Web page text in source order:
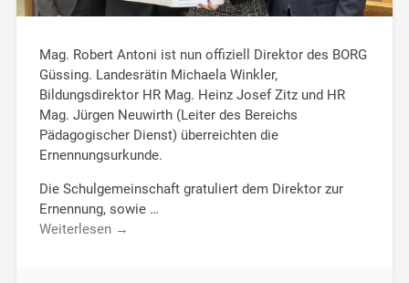
Mag. Robert Antoni ist nun offiziell Direktor des BORG
Güssing. Landesrätin Michaela Winkler,
Bildungsdirektor HR Mag. Heinz Josef Zitz und HR
Mag. Jürgen Neuwirth (Leiter des Bereichs
Pädagogischer Dienst) überreichten die
Ernennungsurkunde.
Die Schulgemeinschaft gratuliert dem Direktor zur
Ernennung, sowie …
Weiterlesen →